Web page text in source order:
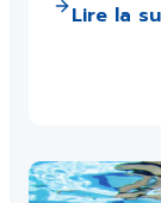
Lire la